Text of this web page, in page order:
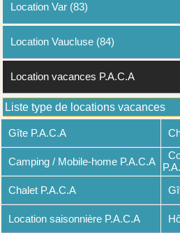
Location Var (83)
Location Vaucluse (84)
Location vacances P.A.C.A
Liste type de locations vacances
Gîte P.A.C.A
Camping / Mobile-home P.A.C.A
Chalet P.A.C.A
Location saisonnière P.A.C.A